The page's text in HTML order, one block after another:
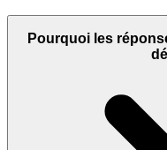
Pourquoi les